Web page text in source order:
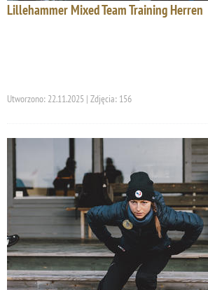
Lillehammer Mixed Team Training Herren
Utworzono: 22.11.2025 | Zdjęcia: 156